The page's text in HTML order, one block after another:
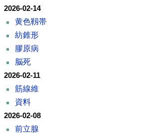
2026-02-14
黄色靱帯
紡錐形
膠原病
脳死
2026-02-11
筋線維
資料
2026-02-08
前立腺